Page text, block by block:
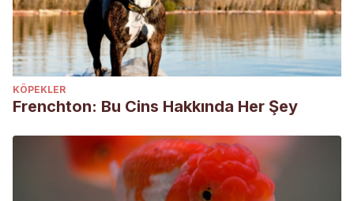
KÖPEKLER
Frenchton: Bu Cins Hakkında Her Şey